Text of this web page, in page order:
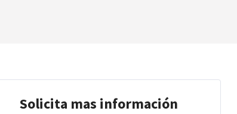
Solicita mas información